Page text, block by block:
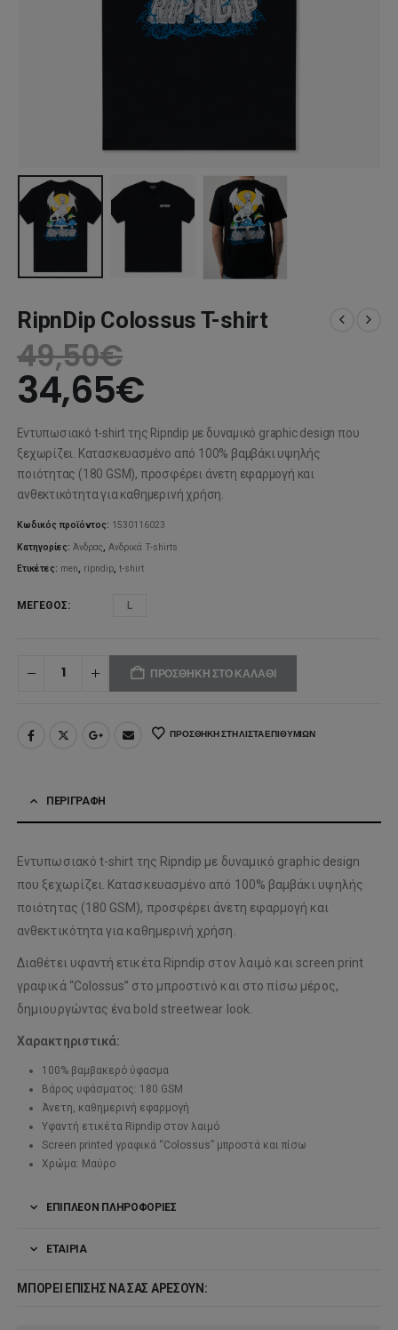
RipnDip Colossus T-shirt
49,50€
34,65€
Εντυπωσιακό t-shirt της Ripndip με δυναμικό graphic design που
ξεχωρίζει. Κατασκευασμένο από 100% βαμβάκι υψηλής
ποιότητας (180 GSM), προσφέρει άνετη εφαρμογή και
ανθεκτικότητα για καθημερινή χρήση.
Κωδικός προϊόντος: 1530116023
Κατηγορίες:Άνδρας,Ανδρικά T-shirts
Ετικέτες: men, ripndip,t-shirt
ΜΈΓΕΘΟΣ L
ΠΡΟΣΘΉΚΗ ΣΤΟ ΚΑΛΆΘΙ
ΠΡΟΣΘΉΚΗ ΣΤΗ ΛΊΣΤΑ ΕΠΙΘΥΜΙΏΝ
ΠΕΡΙΓΡΑΦΉ
Εντυπωσιακό t-shirt της Ripndip με δυναμικό graphic design
που ξεχωρίζει. Κατασκευασμένο από 100% βαμβάκι υψηλής
ποιότητας (180 GSM), προσφέρει άνετη εφαρμογή και
ανθεκτικότητα για καθημερινή χρήση.
Διαθέτει υφαντή ετικέτα Ripndip στον λαιμό και screen print
γραφικά “Colossus” στο μπροστινό και στο πίσω μέρος,
δημιουργώντας ένα bold streetwear look.
Χαρακτηριστικά:
100% βαμβακερό ύφασμα
Βάρος υφάσματος: 180 GSM
Άνετη, καθημερινή εφαρμογή
Υφαντή ετικέτα Ripndip στον λαιμό
Screen printed γραφικά “Colossus” μπροστά και πίσω
Χρώμα: Μαύρο
ΕΠΙΠΛΈΟΝ ΠΛΗΡΟΦΟΡΊΕΣ
ΕΤΑΙΡΊΑ
ΜΠΟΡΕΊ ΕΠΊΣΗΣ ΝΑ ΣΑΣ ΑΡΈΣΟΥΝ: